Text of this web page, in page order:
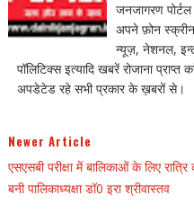
जनजागरण
अपने फ़ोन
न्यूज़, नेशनल,
पॉलिटिक्स इत्यादि खबरें रोजाना
अपडेटेड रहे सभी प्रकार के ख़बरों से।
Newer Article
एसएसबी परीक्षा में बालिकाओं के लिए
बनी पालिकाध्यक्षा डॉ0 इरा श्रीवास्तव